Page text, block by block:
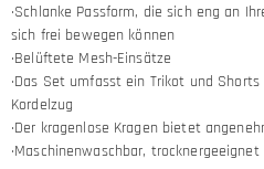
·Schlanke Passform, die sich eng an
sich frei bewegen können
·Belüftete Mesh-Einsätze
·Das Set umfasst ein Trikot und
Kordelzug
·Der kragenlose Kragen bietet
·Maschinenwaschbar,